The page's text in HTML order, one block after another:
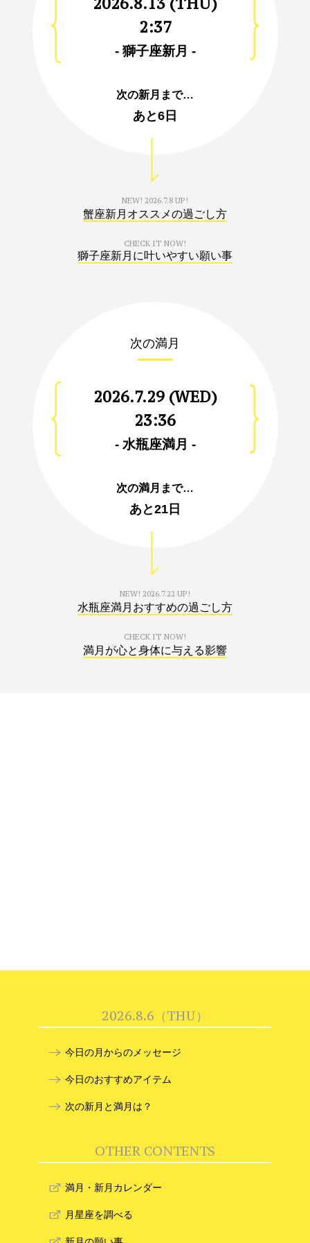
2:37
- 獅子座新月 -
次の新月まで…
あと6日
NEW! 2026.7.8 UP!
蟹座新月オススメの過ごし方
CHECK IT NOW!
獅子座新月に叶いやすい願い事
次の満月
2026.7.29 (WED)
23:36
- 水瓶座満月 -
次の満月まで…
あと21日
NEW! 2026.7.22 UP!
水瓶座満月おすすめの過ごし方
CHECK IT NOW!
満月が心と身体に与える影響
2026.8.6（THU）
今日の月からのメッセージ
今日のおすすめアイテム
次の新月と満月は？
OTHER CONTENTS
満月・新月カレンダー
月星座を調べる